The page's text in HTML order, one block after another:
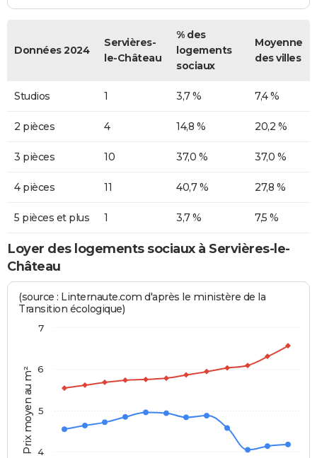
Données 2024
Servières-
le-Château
% des
logements
sociaux
Moyenne
des villes
Studios 1 3,7 % 7,4 %
2 pièces 4 14,8 % 20,2 %
3 pièces 10 37,0 % 37,0 %
4 pièces 11 40,7 % 27,8 %
5 pièces et plus 1 3,7 % 7,5 %
Loyer des logements sociaux à Servières-le-
Château
Prix moyen au m²
(source : Linternaute.com d'après le ministère de la
Transition écologique)
4
5
6
7